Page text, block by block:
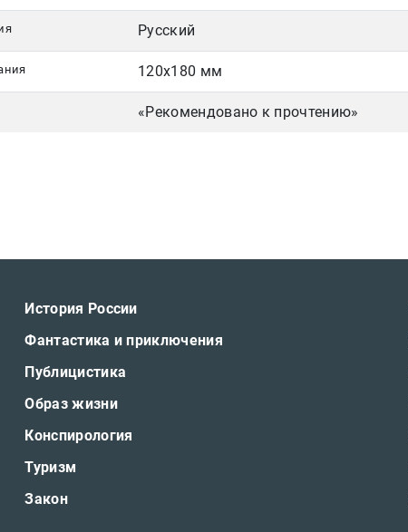
Русский
120х180 мм
«Рекомендовано к прочтению»
История России
Фантастика и приключения
Публицистика
Образ жизни
Конспирология
Туризм
Закон